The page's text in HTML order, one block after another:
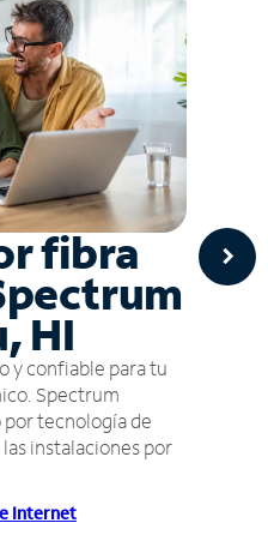
fibra
HI
y confiable para tu
Spectrum
tecnología de
instalaciones por
Internet